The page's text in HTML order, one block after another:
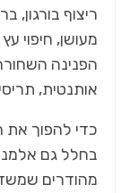
ריצוף בורגון,
מעושן, חיפוי
הפנינה
אותנטית,
כדי להפוך את
בחלל גם
מהודרים